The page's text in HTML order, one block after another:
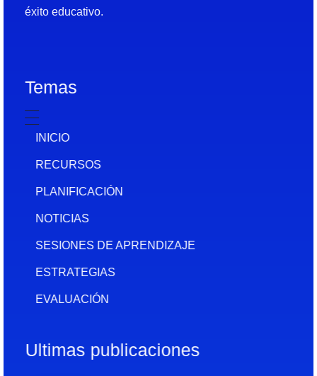
éxito educativo.
Temas
INICIO
RECURSOS
PLANIFICACIÓN
NOTICIAS
SESIONES DE APRENDIZAJE
ESTRATEGIAS
EVALUACIÓN
Ultimas publicaciones